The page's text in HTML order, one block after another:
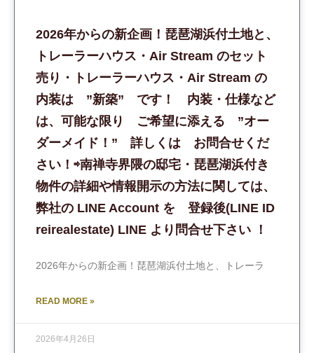
2026年からの新企画！琵琶湖浜付土地と、
トレーラーハウス・Air Stream のセット
売り・トレーラーハウス・Air Stream の
内装は ”新築” です！ 内装・仕様など
は、可能な限り ご希望に添える ”オー
ダーメイド！” 詳しくは お問合せくだ
さい！⇨南禅寺界隈の邸宅・琵琶湖浜付き
物件の詳細や情報開示の方法に関しては、
弊社の LINE Account を 登録後(LINE ID
reirealestate) LINE より問合せ下さい ！
2026年からの新企画！琵琶湖浜付土地と、トレーラ
READ MORE »
2026年4月26日